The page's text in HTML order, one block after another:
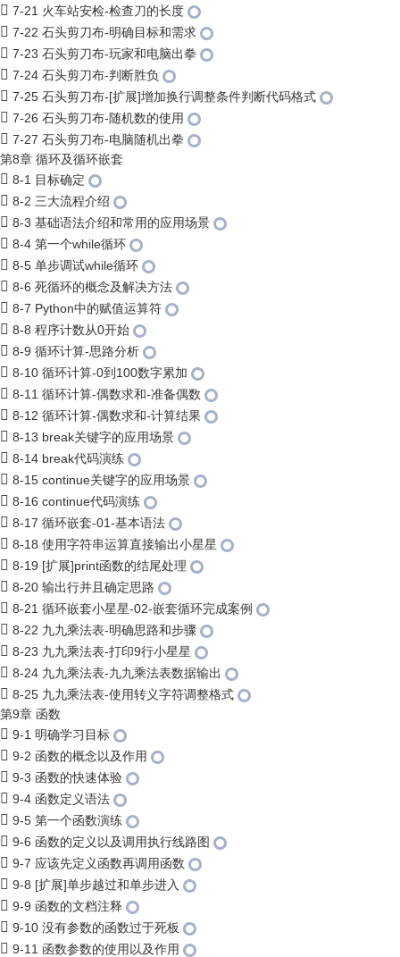
7-21 火车站安检-检查刀的长度
7-22 石头剪刀布-明确目标和需求
7-23 石头剪刀布-玩家和电脑出拳
7-24 石头剪刀布-判断胜负
7-25 石头剪刀布-[扩展]增加换行调整条件判断代码格式
7-26 石头剪刀布-随机数的使用
7-27 石头剪刀布-电脑随机出拳
第8章 循环及循环嵌套
8-1 目标确定
8-2 三大流程介绍
8-3 基础语法介绍和常用的应用场景
8-4 第一个while循环
8-5 单步调试while循环
8-6 死循环的概念及解决方法
8-7 Python中的赋值运算符
8-8 程序计数从0开始
8-9 循环计算-思路分析
8-10 循环计算-0到100数字累加
8-11 循环计算-偶数求和-准备偶数
8-12 循环计算-偶数求和-计算结果
8-13 break关键字的应用场景
8-14 break代码演练
8-15 continue关键字的应用场景
8-16 continue代码演练
8-17 循环嵌套-01-基本语法
8-18 使用字符串运算直接输出小星星
8-19 [扩展]print函数的结尾处理
8-20 输出行并且确定思路
8-21 循环嵌套小星星-02-嵌套循环完成案例
8-22 九九乘法表-明确思路和步骤
8-23 九九乘法表-打印9行小星星
8-24 九九乘法表-九九乘法表数据输出
8-25 九九乘法表-使用转义字符调整格式
第9章 函数
9-1 明确学习目标
9-2 函数的概念以及作用
9-3 函数的快速体验
9-4 函数定义语法
9-5 第一个函数演练
9-6 函数的定义以及调用执行线路图
9-7 应该先定义函数再调用函数
9-8 [扩展]单步越过和单步进入
9-9 函数的文档注释
9-10 没有参数的函数过于死板
9-11 函数参数的使用以及作用